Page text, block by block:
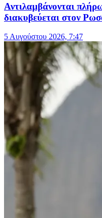
Αντιλαμβάνονται
διακυβεύεται στον
5 Αυγούστου 2026, 7:47